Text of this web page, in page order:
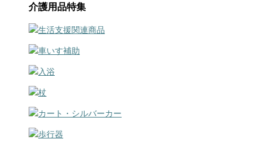
介護用品特集
生活支援関連商品
車いす補助
入浴
杖
カート・シルバーカー
歩行器